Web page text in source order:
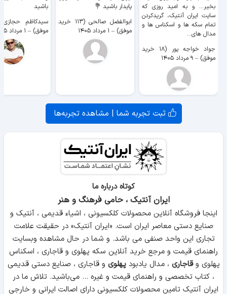
بخیر... و به امید روزی که
سایت ايران آنتیک، گریدکردن
تمام سکه ها و اسکناس ها و
مدال های...
جواد خواجه پور (۱۸ خرید
موفق) – ۹ مرداد ۱۴۰۵
پایدار باشید 💐
ابوالفضل صالحی (۱۱۳ خرید
موفق) – ۱ مرداد ۱۴۰۵
باشید
موفق) – ۱ مرداد ۱۴۰۵
ثبت تجربه شما | مشاهده تجربه‌ها
کوتاه درباره ما
ایران آنتیک ، حامی فرهنگ و هنر
اینجا فروشگاه آنلاین محصولات کلکسیونی ، اشیاء قدیمی ، آنتیک و
صنایع دستی معاصر ایران است. «ایران آنتیک» در حقیقت علامت
تجاری این واحد صنفی می باشد. و شما در حال مشاهده وبسایت
راهنمای قیمت و مرجع خرید آنلاین سکه پهلوی و قاجاری ، اسکناس
پهلوی وقاجاری ، مدال یادبودپهلوی و قاجاری ، صنایع دستی قدیمی
، کتاب تخصصی و راهنمای قیمت و غیره ... می‌باشید. تلاش ما در
ایران آنتیک تامین محصولات کلکسیونی دارای اصالت ایرانی و خارجی